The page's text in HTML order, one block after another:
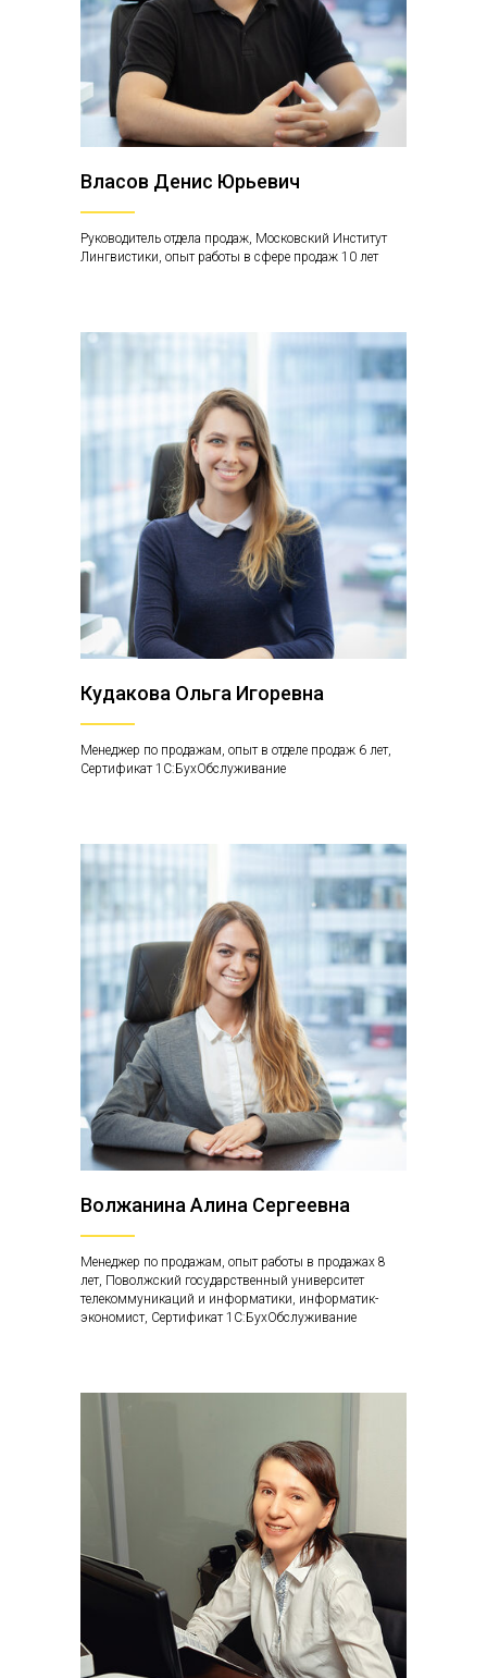
Власов Денис Юрьевич
Руководитель отдела продаж, Московский Институт
Лингвистики, опыт работы в сфере продаж 10 лет
Кудакова Ольга Игоревна
Менеджер по продажам, опыт в отделе продаж 6 лет,
Сертификат 1С:БухОбслуживание
Волжанина Алина Сергеевна
Менеджер по продажам, опыт работы в продажах 8
лет, Поволжский государственный университет
телекоммуникаций и информатики, информатик-
экономист, Сертификат 1С:БухОбслуживание